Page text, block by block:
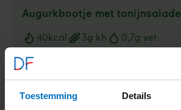
Toestemming Details
Augurkbootje met tonijnsalade
Voedingswaarden
40kcal 3g kh 0,7g vet
Bekijk recept
met
tonijnsalade